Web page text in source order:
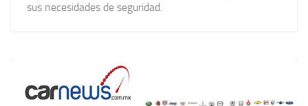
sus necesidades de seguridad.